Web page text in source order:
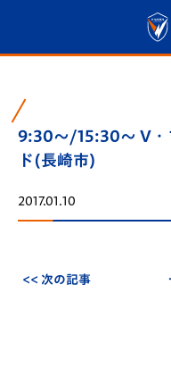
9:30～/15:30～ V・
ド(長崎市)
2017.01.10
<< 次の記事